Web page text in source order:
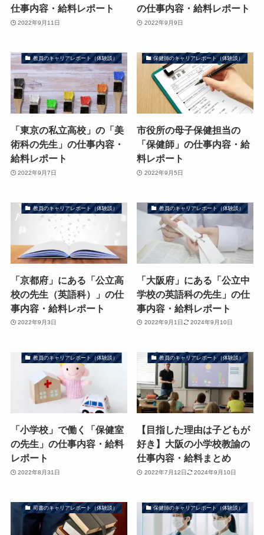
仕事内容・給料レポート
2022年9月11日
の仕事内容・給料レポート
2022年9月9日
教員のキャリアレポート（体験談）
「東京の私立高校」の「美
術科の先生」の仕事内容・
給料レポート
2022年9月7日
保健師のキャリアレポート（体験談）
市役所の母子保健担当の
「保健師」の仕事内容・給
料レポート
2022年9月5日
教員のキャリアレポート（体験談）
「京都府」にある「公立高
校の先生（英語科）」の仕
事内容・給料レポート
2022年9月3日
教員のキャリアレポート（体験談）
「大阪府」にある「公立中
学校の英語科の先生」の仕
事内容・給料レポート
2022年9月1日 2024年9月10日
教員のキャリアレポート（体験談）
「小学校」で働く「保健室
の先生」の仕事内容・給料
レポート
2022年8月31日
教員のキャリアレポート（体験談）
【目指した理由は子どもが
好き】大阪の小学校教諭の
仕事内容・給料まとめ
2022年7月12日 2024年9月10日
司書のキャリアレポート（体験談） 保健師のキャリアレポート（体験談）